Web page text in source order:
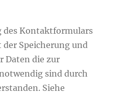
des Kontaktformulars
Speicherung und
Daten die zur
sind durch
Siehe